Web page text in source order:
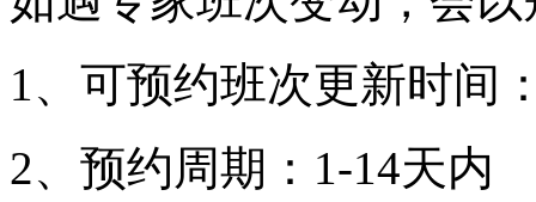
1、可预约班次更新时间
2、预约周期：1-14天内